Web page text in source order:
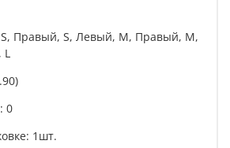
Правый, S, Левый, M, Правый, M,
0
1шт.